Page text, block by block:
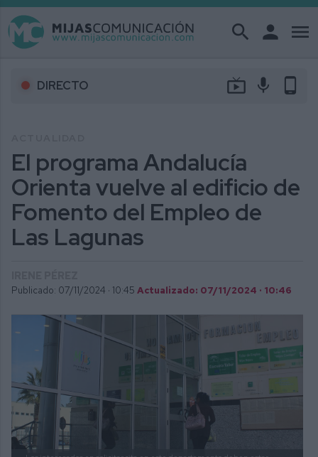
search person menu
DIRECTO live_tv mic phone_android
El programa Andalucía
Orienta vuelve al edificio de
Fomento del Empleo de
Las Lagunas
Publicado: 07/11/2024 · 10:45 Actualizado: 07/11/2024 · 10:46